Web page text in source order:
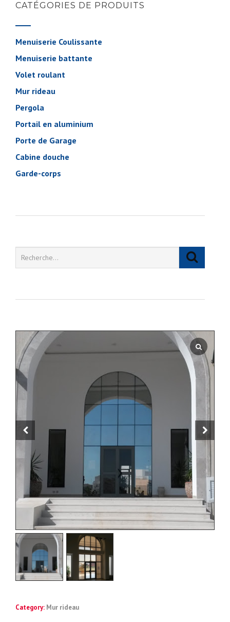
CATÉGORIES DE PRODUITS
Menuiserie Coulissante
Menuiserie battante
Volet roulant
Mur rideau
Pergola
Portail en aluminium
Porte de Garage
Cabine douche
Garde-corps
Category: Mur rideau